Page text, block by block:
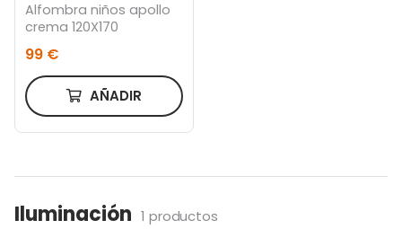
Alfombra niños apollo
crema 120X170
99 €
AÑADIR
Iluminación 1 productos